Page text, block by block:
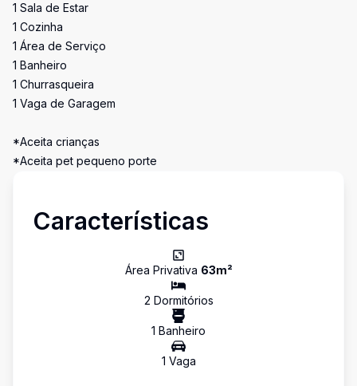
1 Sala de Estar
1 Cozinha
1 Área de Serviço
1 Banheiro
1 Churrasqueira
1 Vaga de Garagem
*Aceita crianças
*Aceita pet pequeno porte
Características
Área Privativa 63m²
2 Dormitórios
1 Banheiro
1 Vaga